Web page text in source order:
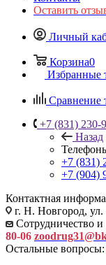
Оставить
Личный
Корзина0
Избранные
Сравнение
+7 (831) 230-
Назад
+7 (831)
+7 (904)
Контактная
г. Н. Новгород,
Сотрудничество
80-06
Остальные вопросы: